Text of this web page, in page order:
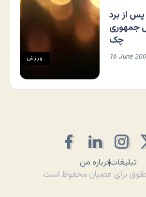
ورزش
از برد
جمهوری
چک
16 June
درباره منتبلیغات